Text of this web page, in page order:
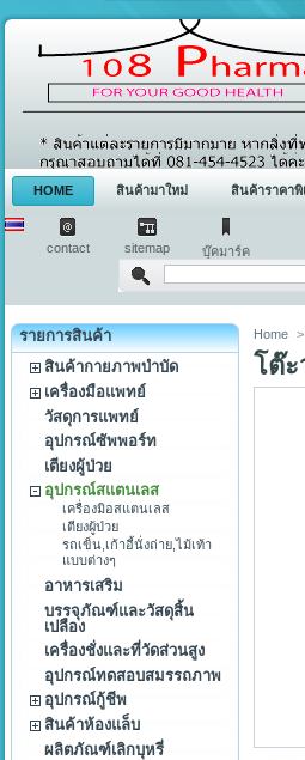
HOME สินค้ามาใหม่ สินค้าราคาพิ
contact sitemap บุ๊คมาร์ค
รายการสินค้า
สินค้ากายภาพบำบัด
เครื่องมือแพทย์
วัสดุการแพทย์
อุปกรณ์ซัพพอร์ท
เตียงผู้ป่วย
อุปกรณ์สแตนเลส
เครื่องมิอสแตนเลส
เตียงผู้ป่วย
รถเข็น,เก้าอี้นั่งถ่าย,ไม้เท้า
แบบต่างๆ
อาหารเสริม
บรรจุภัณฑ์และวัสดุสิ้น
เปลือง
เครื่องชั่งและที่วัดส่วนสูง
อุปกรณ์ทดสอบสมรรถภาพ
อุปกรณ์กู้ชีพ
สินค้าห้องแล็บ
ผลิตภัณฑ์เลิกบุหรี่
Home >
โต๊ะ